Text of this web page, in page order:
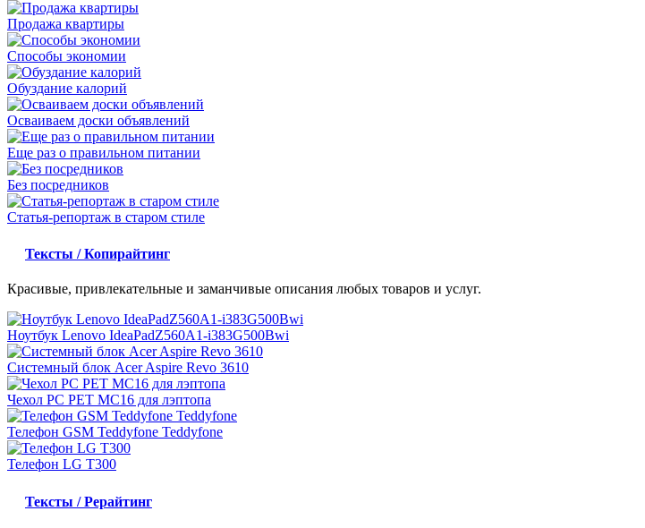
Продажа квартиры
Способы экономии
Обуздание калорий
Осваиваем доски объявлений
Еще раз о правильном питании
Без посредников
Статья-репортаж в старом стиле
Тексты / Копирайтинг
Красивые, привлекательные и заманчивые описания любых товаров и услуг.
Ноутбук Lenovo IdeaPadZ560A1-i383G500Bwi
Системный блок Acer Aspire Revo 3610
Чехол PC PET MC16 для лэптопа
Телефон GSM Teddyfone Teddyfone
Телефон LG T300
Тексты / Рерайтинг